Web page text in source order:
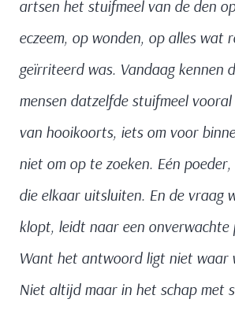
artsen het stuifmeel van de den
eczeem, op wonden, op alles wat
geïrriteerd was. Vandaag kennen
mensen datzelfde stuifmeel
van hooikoorts, iets om voor
niet om op te zoeken. Eén
die elkaar uitsluiten. En de vraag
klopt, leidt naar een onverwachte
Want het antwoord ligt niet waar
Niet altijd maar in het schap met